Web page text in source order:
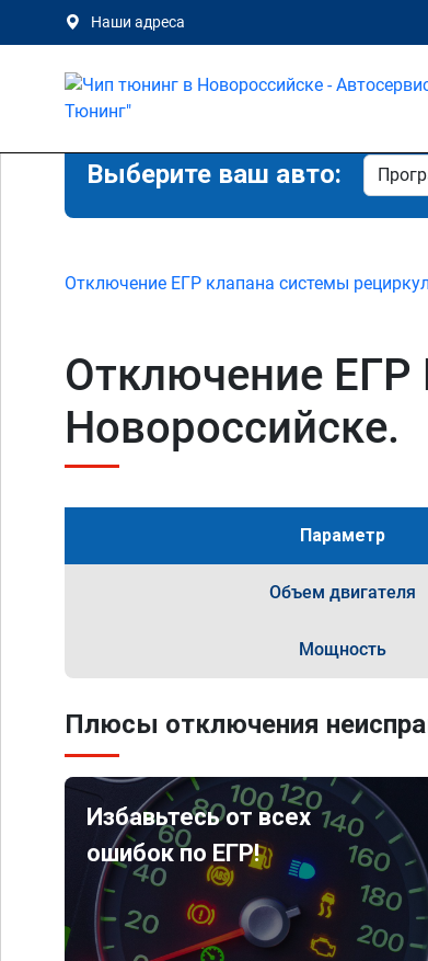
Наши адреса
Выберите ваш авто:
Отключение ЕГР клапана системы
Отключение ЕГР
Новороссийске.
Параметр
Объем двигателя
Мощность
Плюсы отключения
Избавьтесь от всех
ошибок по ЕГР!